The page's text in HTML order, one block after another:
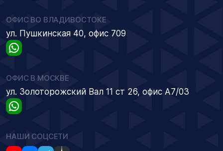
ОФИС ВО ВЛАДИВОСТОКЕ
ул. Пушкинская 40, офис 709
ОФИС В МОСКВЕ
ул. Золоторожский Вал 11 ст 26, офис А7/03
НАШИ СОЦСЕТИ